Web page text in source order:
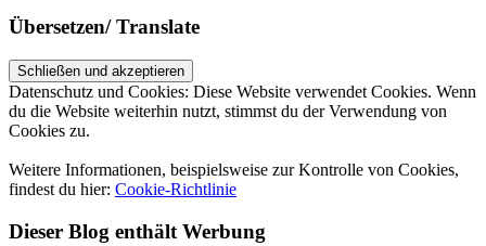
Übersetzen/ Translate
Datenschutz und Cookies: Diese Website verwendet Cookies. Wenn
du die Website weiterhin nutzt, stimmst du der Verwendung von
Cookies zu.
Weitere Informationen, beispielsweise zur Kontrolle von Cookies,
findest du hier: Cookie-Richtlinie
Dieser Blog enthält Werbung